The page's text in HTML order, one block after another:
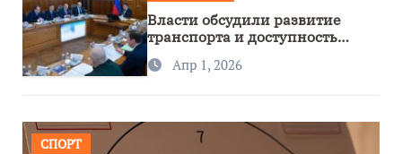
Власти обсудили развитие
транспорта и доступность
региона
Апр 1, 2026
СПОРТ